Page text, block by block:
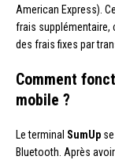
American Express).
frais supplémentaire,
des frais fixes par
Comment
mobile ?
Le terminal SumUp
Bluetooth. Après